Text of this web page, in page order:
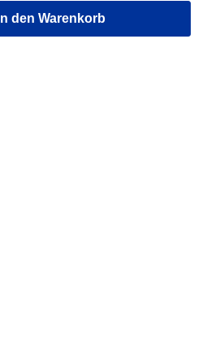
In den Warenkorb